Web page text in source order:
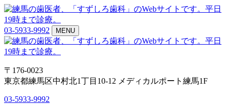
03-5933-9992 MENU
〒176-0023
東京都練馬区中村北1丁目10-12 メディカルポート練馬1F
03-5933-9992